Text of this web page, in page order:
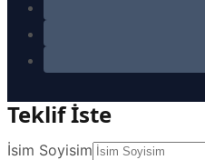
Teklif İste
İsim Soyisim